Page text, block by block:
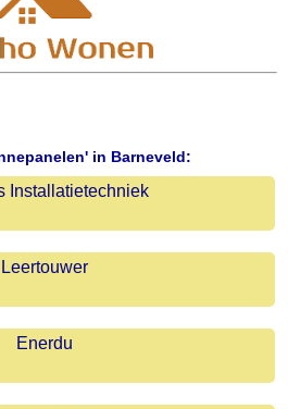
in Barneveld:
Installatietechniek
Leertouwer
Enerdu